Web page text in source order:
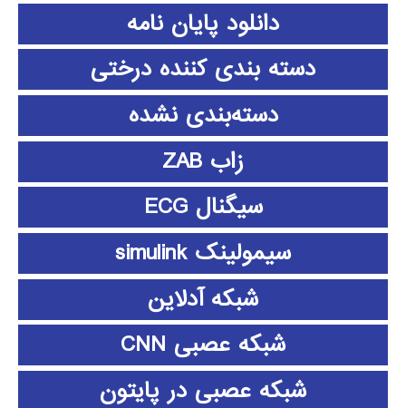
دانلود پايان نامه
دسته بندی کننده درختی
دسته‌بندی نشده
زاب ZAB
سیگنال ECG
سیمولینک simulink
شبکه آدلاین
شبکه عصبی CNN
شبکه عصبی در پایتون